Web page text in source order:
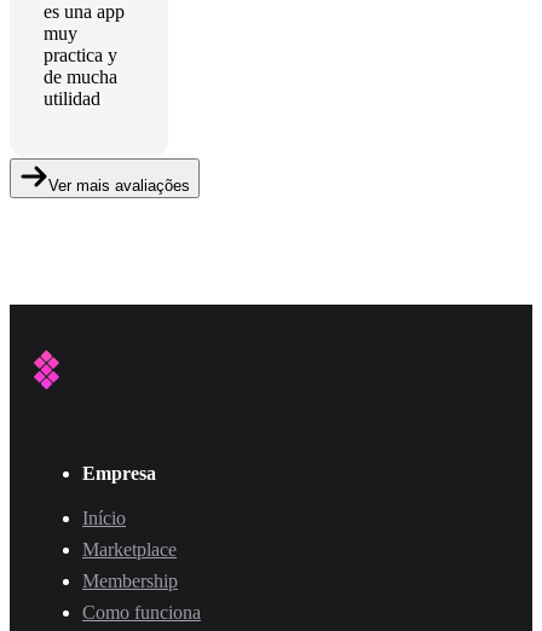
es una app
muy
practica y
de mucha
utilidad
Ver mais avaliações
Empresa
Início
Marketplace
Membership
Como funciona